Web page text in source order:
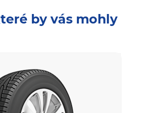
by vás mohly